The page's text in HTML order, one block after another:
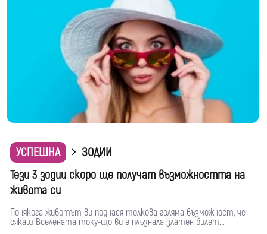
УСПЕШНА
ЗОДИИ
Тези 3 зодии скоро ще получат възможността на
живота си
Понякога животът ви поднася толкова голяма възможност, че
сякаш Вселената току-що ви е плъзнала златен билет...